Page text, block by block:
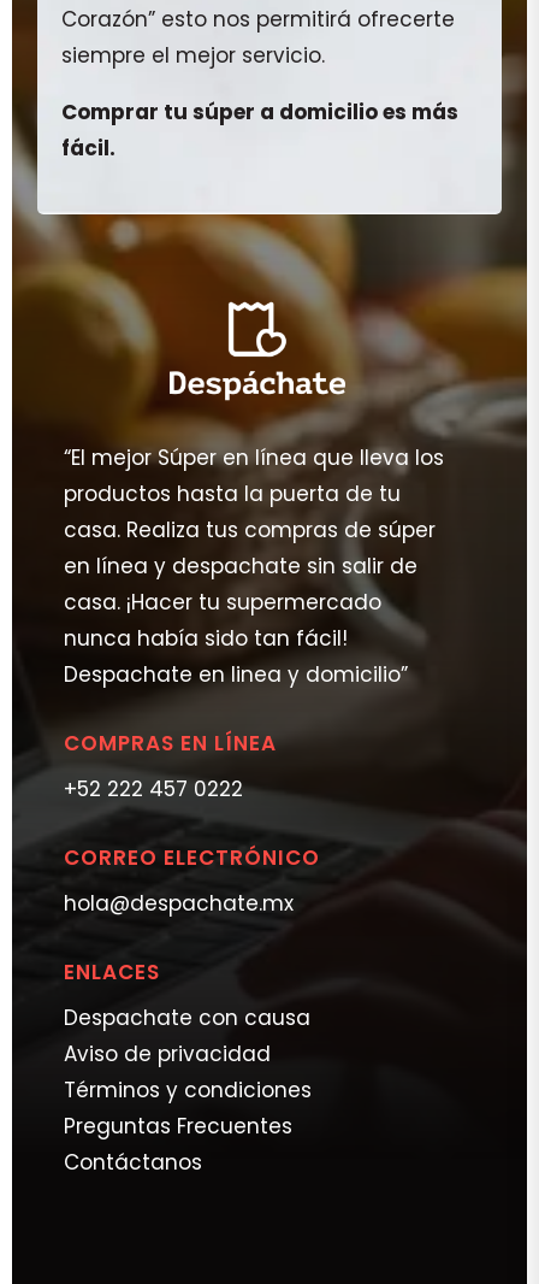
Corazón” esto nos permitirá ofrecerte
siempre el mejor servicio.
Comprar tu súper a domicilio es más
fácil.
“El mejor Súper en línea que lleva los
productos hasta la puerta de tu
casa. Realiza tus compras de súper
en línea y despachate sin salir de
casa. ¡Hacer tu supermercado
nunca había sido tan fácil!
Despachate en linea y domicilio”
COMPRAS EN LÍNEA
+52 222 457 0222
CORREO ELECTRÓNICO
hola@despachate.mx
ENLACES
Despachate con causa
Aviso de privacidad
Términos y condiciones
Preguntas Frecuentes
Contáctanos